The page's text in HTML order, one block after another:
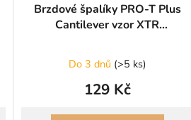
Brzdové špalíky PRO-T Plus
Cantilever vzor XTR
Do 3 dnů (>5 ks)
129 Kč